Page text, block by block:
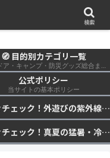
🧭 目的別カテゴリ一覧
アウトドア・キャンプ・防災グッズ総合まとめ
公式ポリシー
当サイトの基本ポリシー
今すぐチェック！外遊びの紫外線対策・日差し快適化計画｜帽子・日傘・ウェア・日焼け止めを総まとめ☀️🏕️👓
今すぐチェック！真夏の猛暑・冷却・保冷快適化計画｜外遊び・キャンプ・車中泊の暑さ対策を総まとめ☀️🧊🏕️
検索